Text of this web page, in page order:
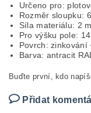
Určeno pro:
Rozměr sloupku:
Síla materiálu: 2
Pro výšku pole:
Povrch: zinkování
Barva: antracit
Buďte první, kdo
Přidat